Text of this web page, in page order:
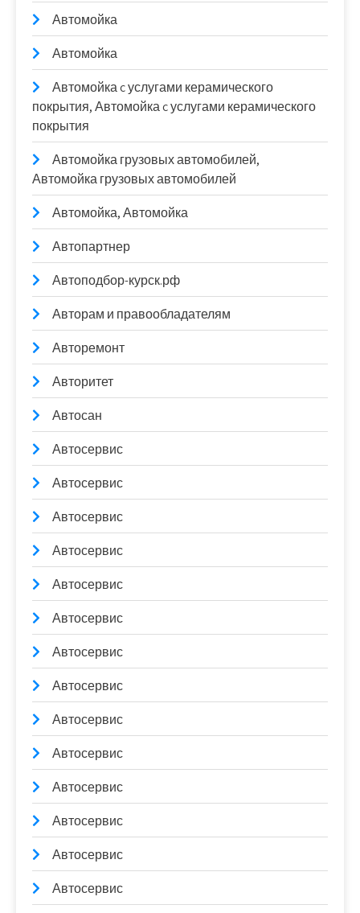
Автомойка
Автомойка
Автомойка c услугами керамического
покрытия, Автомойка c услугами керамического
покрытия
Автомойка грузовых автомобилей,
Автомойка грузовых автомобилей
Автомойка, Автомойка
Автопартнер
Автоподбор-курск.рф
Авторам и правообладателям
Авторемонт
Авторитет
Автосан
Автосервис
Автосервис
Автосервис
Автосервис
Автосервис
Автосервис
Автосервис
Автосервис
Автосервис
Автосервис
Автосервис
Автосервис
Автосервис
Автосервис